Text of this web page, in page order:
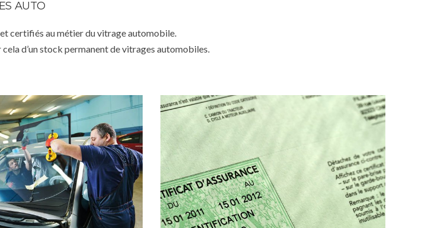
AUTO
certifiés au métier du vitrage automobile.
d’un stock permanent de vitrages automobiles.